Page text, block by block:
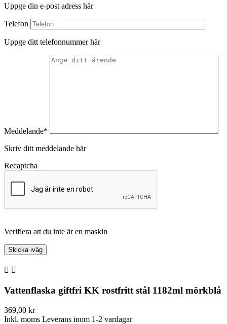
Uppge din e-post adress här
Telefon
Uppge ditt telefonnummer här
Meddelande*
Skriv ditt meddelande här
Recaptcha
Verifiera att du inte är en maskin
 
Vattenflaska giftfri KK rostfritt stål 1182ml mörkblå
369,00 kr
Inkl. moms Leverans inom 1-2 vardagar